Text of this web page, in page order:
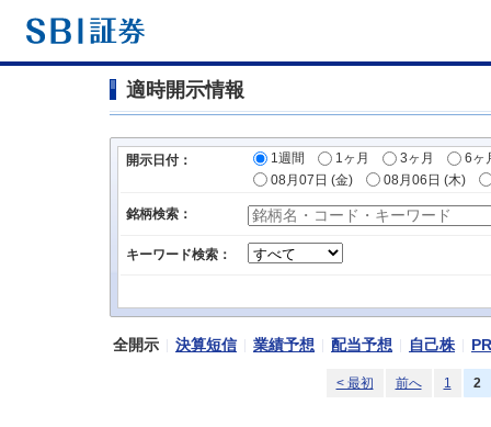
適時開示情報
開示日付： 1週間 1ヶ月 3ヶ月
6ヶ
08月07日 (金)
08月06日 (木)
銘柄検索：
キーワード検索：
全開示 決算短信 業績予想 配当予想 自己株
< 最初 前へ 1 2